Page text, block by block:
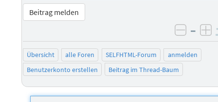
Beitrag melden
–
Übersicht alle Foren SELFHTML-Forum
anmelden
Benutzerkonto erstellen
Beitrag im Thread-Baum